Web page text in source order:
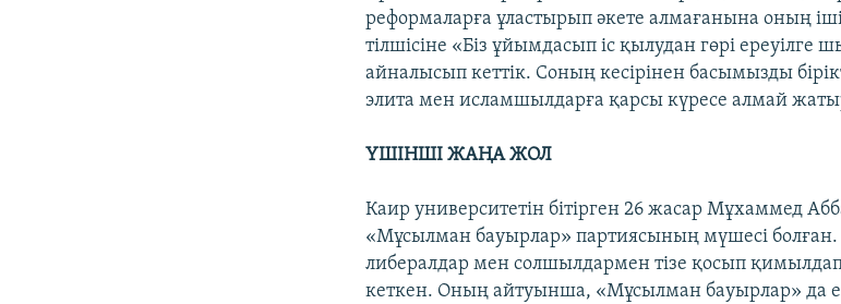
реформаларға ұластырып әкете алмағанына оның
тілшісіне «Біз ұйымдасып іс қылудан гөрі ереуілге
айналысып кеттік. Соның кесірінен басымызды
элита мен исламшылдарға қарсы күресе алмай
ҮШІНШІ ЖАҢА ЖОЛ
Каир университетін бітірген 26 жасар Мұхаммед
«Мұсылман бауырлар» партиясының мүшесі болған.
либералдар мен солшылдармен тізе қосып
кеткен. Оның айтуынша, «Мұсылман бауырлар» да